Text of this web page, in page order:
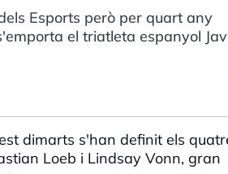
Esports però per quart any
el triatleta espanyol
dimarts s'han definit els
Loeb i Lindsay Vonn, gran